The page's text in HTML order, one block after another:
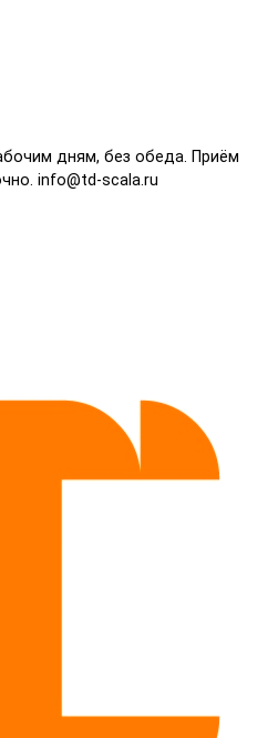
дням, без обеда. Приём
info@td-scala.ru